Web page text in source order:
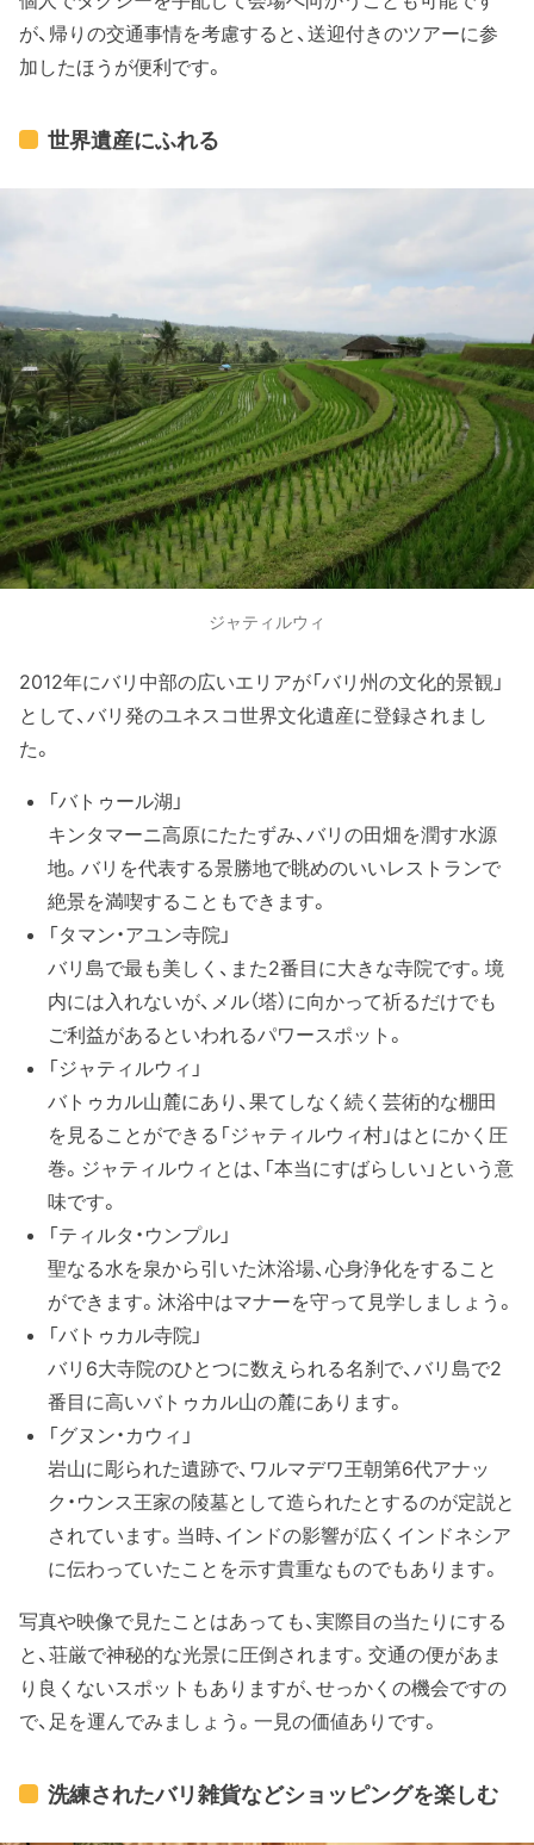
が、帰りの交通事情を考慮すると、送迎付きのツアーに参
加したほうが便利です。
世界遺産にふれる
ジャティルウィ
2012年にバリ中部の広いエリアが「バリ州の文化的景観」
として、バリ発のユネスコ世界文化遺産に登録されまし
た。
「バトゥール湖」
キンタマーニ高原にたたずみ、バリの田畑を潤す水源
地。バリを代表する景勝地で眺めのいいレストランで
絶景を満喫することもできます。
「タマン・アユン寺院」
バリ島で最も美しく、また2番目に大きな寺院です。境
内には入れないが、メル（塔）に向かって祈るだけでも
ご利益があるといわれるパワースポット。
「ジャティルウィ」
バトゥカル山麓にあり、果てしなく続く芸術的な棚田
を見ることができる「ジャティルウィ村」はとにかく圧
巻。ジャティルウィとは、「本当にすばらしい」という意
味です。
「ティルタ・ウンプル」
聖なる水を泉から引いた沐浴場、心身浄化をすること
ができます。沐浴中はマナーを守って見学しましょう。
「バトゥカル寺院」
バリ6大寺院のひとつに数えられる名刹で、バリ島で2
番目に高いバトゥカル山の麓にあります。
「グヌン・カウィ」
岩山に彫られた遺跡で、ワルマデワ王朝第6代アナッ
ク・ウンス王家の陵墓として造られたとするのが定説と
されています。当時、インドの影響が広くインドネシア
に伝わっていたことを示す貴重なものでもあります。
写真や映像で見たことはあっても、実際目の当たりにする
と、荘厳で神秘的な光景に圧倒されます。交通の便があま
り良くないスポットもありますが、せっかくの機会ですの
で、足を運んでみましょう。一見の価値ありです。
洗練されたバリ雑貨などショッピングを楽しむ